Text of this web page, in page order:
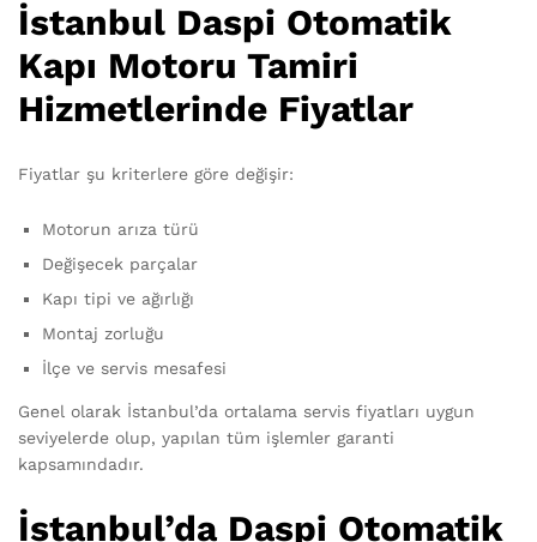
İstanbul Daspi Otomatik
Kapı Motoru Tamiri
Hizmetlerinde Fiyatlar
Fiyatlar şu kriterlere göre değişir:
Motorun arıza türü
Değişecek parçalar
Kapı tipi ve ağırlığı
Montaj zorluğu
İlçe ve servis mesafesi
Genel olarak İstanbul’da ortalama servis fiyatları uygun
seviyelerde olup, yapılan tüm işlemler garanti
kapsamındadır.
İstanbul’da Daspi Otomatik